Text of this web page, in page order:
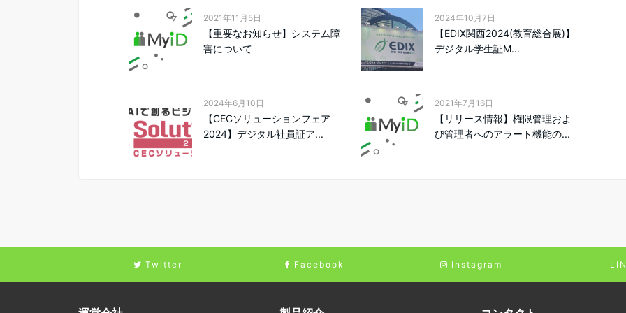
2021年11月5日
【重要なお知らせ】システム障
害について
2024年10月7日
【EDIX関西2024(教育総合展)】
デジタル学生証M...
2024年6月10日
【CECソリューションフェア
2024】デジタル社員証ア...
2021年7月16日
【リリース情報】権限管理およ
び管理者へのアラート機能の...
Twitter Facebook Instagram